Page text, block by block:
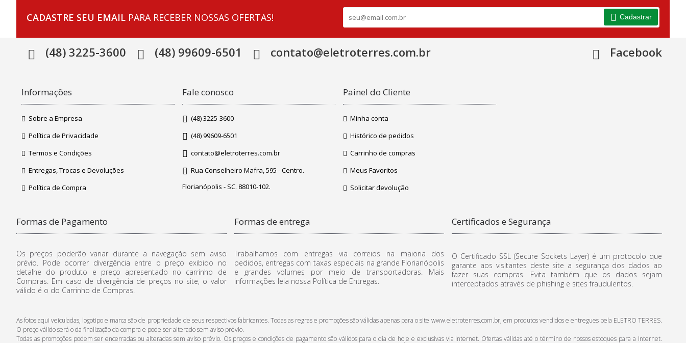
CADASTRE SEU EMAIL PARA RECEBER NOSSAS OFERTAS! Cadastrar
(48) 3225-3600 (48) 99609-6501 contato@eletroterres.com.br Facebook
Informações
Sobre a Empresa
Política de Privacidade
Termos e Condições
Entregas, Trocas e Devoluções
Política de Compra
Fale conosco
(48) 3225-3600
(48) 99609-6501
contato@eletroterres.com.br
Rua Conselheiro Mafra, 595 - Centro.
Florianópolis - SC. 88010-102.
Painel do Cliente
Minha conta
Histórico de pedidos
Carrinho de compras
Meus Favoritos
Solicitar devolução
Formas de Pagamento
Os preços poderão variar durante a navegação sem aviso
prévio. Pode ocorrer divergência entre o preço exibido no
detalhe do produto e preço apresentado no carrinho de
Compras. Em caso de divergência de preços no site, o valor
válido é o do Carrinho de Compras.
Formas de entrega
Trabalhamos com entregas via correios na maioria dos
pedidos, entregas com taxas especiais na grande Florianópolis
e grandes volumes por meio de transportadoras. Mais
informações leia nossa Política de Entregas.
Certificados e Segurança
O Certificado SSL (Secure Sockets Layer) é um protocolo que
garante aos visitantes deste site a segurança dos dados ao
fazer suas compras. Evita também que os dados sejam
interceptados através de phishing e sites fraudulentos.
As fotos aqui veiculadas, logotipo e marca são de propriedade de seus respectivos fabricantes. Todas as regras e promoções são válidas apenas para o site www.eletroterres.com.br, em produtos vendidos e entregues pela ELETRO TERRES.
O preço válido será o da finalização da compra e pode ser alterado sem aviso prévio.
Todas as promoções podem ser encerradas ou alteradas sem aviso prévio. Os preços e condições de pagamento são válidos para o dia de hoje e exclusivas via Internet. Ofertas válidas até o término de nossos estoques para a Internet.